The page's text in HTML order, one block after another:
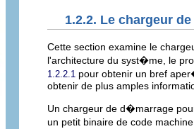
1.2.2. Le chargeur
Cette section examine le
l'architecture du syst�me, le
1.2.2.1 pour obtenir un bref
obtenir de plus amples
Un chargeur de d�marrage
un petit binaire de code